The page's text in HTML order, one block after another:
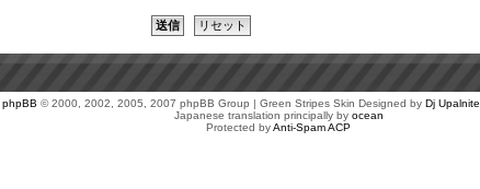
phpBB © 2000, 2002, 2005, 2007 phpBB Group | Green Stripes Skin Designed by Dj Upalnite
Japanese translation principally by ocean
Protected byAnti-Spam ACP